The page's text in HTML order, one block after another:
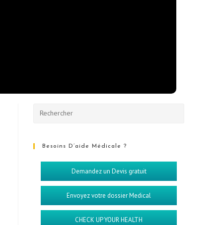
Besoins D’aide Médicale ?
Demandez un Devis gratuit
Envoyez votre dossier Medical
CHECK UP YOUR HEALTH